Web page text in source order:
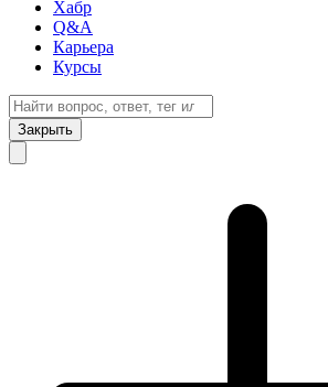
Хабр
Q&A
Карьера
Курсы
Закрыть